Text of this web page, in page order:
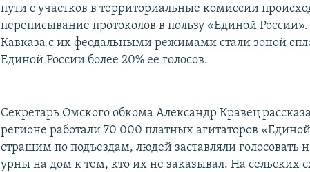
пути с участков в территориальные комиссии
переписывание протоколов в пользу «Единой
Кавказа с их феодальными режимами стали зоной
Единой России более 20% ее голосов.
Секретарь Омского обкома Александр Кравец
регионе работали 70 000 платных агитаторов
страшим по подъездам, людей заставляли голосовать
урны на дом к тем, кто их не заказывал. На сельских